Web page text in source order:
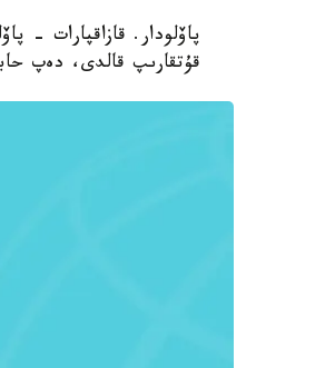
پاۆلودار. قازاقپارات -
قۇتقارىپ قالدى، دەپ